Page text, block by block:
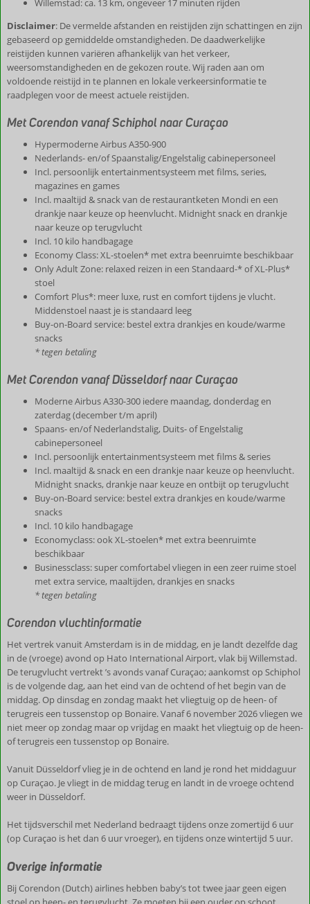
Willemstad: ca. 13 km, ongeveer 17 minuten rijden
Disclaimer: De vermelde afstanden en reistijden zijn schattingen en zijn
gebaseerd op gemiddelde omstandigheden. De daadwerkelijke
reistijden kunnen variëren afhankelijk van het verkeer,
weersomstandigheden en de gekozen route. Wij raden aan om
voldoende reistijd in te plannen en lokale verkeersinformatie te
raadplegen voor de meest actuele reistijden.
Met Corendon vanaf Schiphol naar Curaçao
Hypermoderne Airbus A350-900
Nederlands- en/of Spaanstalig/Engelstalig cabinepersoneel
Incl. persoonlijk entertainmentsysteem met films, series,
magazines en games
Incl. maaltijd & snack van de restaurantketen Mondi en een
drankje naar keuze op heenvlucht. Midnight snack en drankje
naar keuze op terugvlucht
Incl. 10 kilo handbagage
Economy Class: XL-stoelen* met extra beenruimte beschikbaar
Only Adult Zone: relaxed reizen in een Standaard-* of XL-Plus*
stoel
Comfort Plus*: meer luxe, rust en comfort tijdens je vlucht.
Middenstoel naast je is standaard leeg
Buy-on-Board service: bestel extra drankjes en koude/warme
snacks
* tegen betaling
Met Corendon vanaf Düsseldorf naar Curaçao
Moderne Airbus A330-300 iedere maandag, donderdag en
zaterdag (december t/m april)
Spaans- en/of Nederlandstalig, Duits- of Engelstalig
cabinepersoneel
Incl. persoonlijk entertainmentsysteem met films & series
Incl. maaltijd & snack en een drankje naar keuze op heenvlucht.
Midnight snacks, drankje naar keuze en ontbijt op terugvlucht
Buy-on-Board service: bestel extra drankjes en koude/warme
snacks
Incl. 10 kilo handbagage
Economyclass: ook XL-stoelen* met extra beenruimte
beschikbaar
Businessclass: super comfortabel vliegen in een zeer ruime stoel
met extra service, maaltijden, drankjes en snacks
* tegen betaling
Corendon vluchtinformatie
Het vertrek vanuit Amsterdam is in de middag, en je landt dezelfde dag
in de (vroege) avond op Hato International Airport, vlak bij Willemstad.
De terugvlucht vertrekt ’s avonds vanaf Curaçao; aankomst op Schiphol
is de volgende dag, aan het eind van de ochtend of het begin van de
middag. Op dinsdag en zondag maakt het vliegtuig op de heen- of
terugreis een tussenstop op Bonaire. Vanaf 6 november 2026 vliegen we
niet meer op zondag maar op vrijdag en maakt het vliegtuig op de heen-
of terugreis een tussenstop op Bonaire.
Vanuit Düsseldorf vlieg je in de ochtend en land je rond het middaguur
op Curaçao. Je vliegt in de middag terug en landt in de vroege ochtend
weer in Düsseldorf.
Het tijdsverschil met Nederland bedraagt tijdens onze zomertijd 6 uur
(op Curaçao is het dan 6 uur vroeger), en tijdens onze wintertijd 5 uur.
Overige informatie
Bij Corendon (Dutch) airlines hebben baby’s tot twee jaar geen eigen